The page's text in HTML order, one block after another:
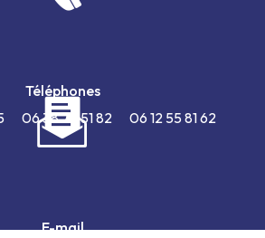
Téléphones
06 38 72 51 82 06 12 55 81 62
E-mail